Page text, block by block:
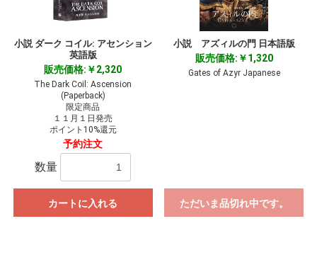
小説 ダーク コイル: アセンション
英語版
販売価格:￥2,320
The Dark Coil: Ascension
(Paperback)
限定商品
１１月１日発売
ポイント10%還元
予約注文
数量
カートに入れる
小説 アズィルの門 日本語版
販売価格:￥1,320
Gates of Azyr Japanese
ただいま品切れ中です。